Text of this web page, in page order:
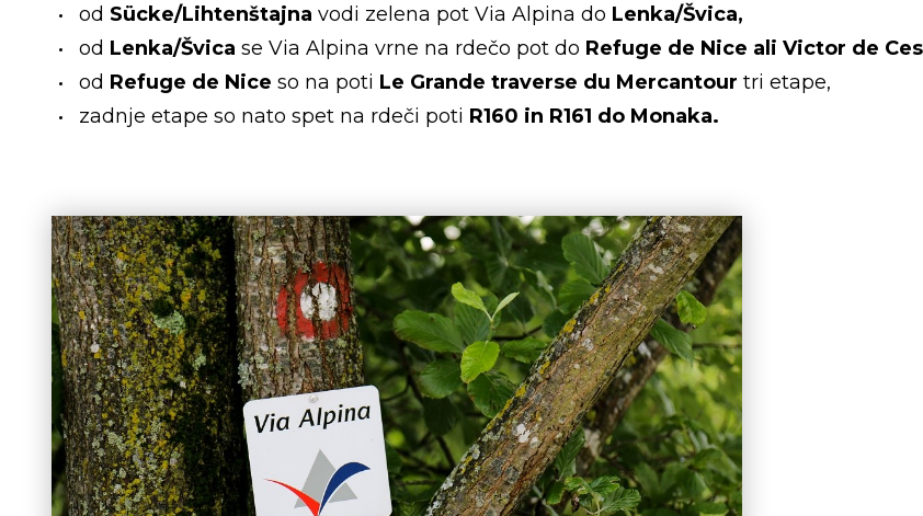
od Sücke/Lihtenštajna vodi zelena pot Via Alpina do Lenka/Švica,
od Lenka/Švica se Via Alpina vrne na rdečo pot do Refuge de Nice ali Victor de
od Refuge de Nice so na poti Le Grande traverse du Mercantour tri etape,
zadnje etape so nato spet na rdeči poti R160 in R161 do Monaka.